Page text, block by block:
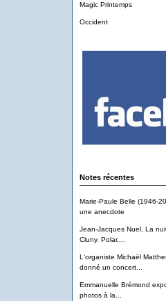
Magic Printemps
Occident
Notes récentes
Marie-Paule Belle (1946-
une anecdote
Jean-Jacques Nuel, La
Cluny. Polar....
L'organiste Michaël
donné un concert...
Emmanuelle Brémond
photos à la...